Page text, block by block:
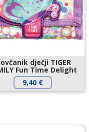
dječji TIGER
Fun Time Delight
9,40 €